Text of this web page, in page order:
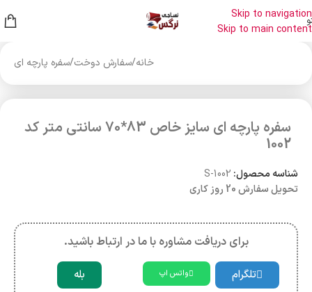
Skip to navigation
Skip to main content
خانه/سفارش دوخت/سفره پارچه ای
سفره پارچه ای سایز خاص 83*70 سانتی متر کد
1002
شناسه محصول: S-1002
تحویل سفارش 20 روز کاری
برای دریافت مشاوره با ما در ارتباط باشید.
تلگرام واتس اپ بله